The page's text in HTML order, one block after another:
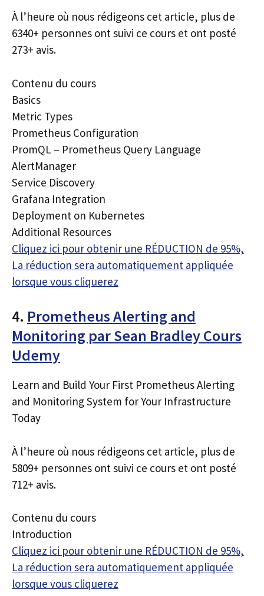
À l’heure où nous rédigeons cet article, plus de
6340+ personnes ont suivi ce cours et ont posté
273+ avis.
Contenu du cours
Basics
Metric Types
Prometheus Configuration
PromQL – Prometheus Query Language
AlertManager
Service Discovery
Grafana Integration
Deployment on Kubernetes
Additional Resources
Cliquez ici pour obtenir une RÉDUCTION de 95%,
La réduction sera automatiquement appliquée
lorsque vous cliquerez
4. Prometheus Alerting and
Monitoring par Sean Bradley Cours
Udemy
Learn and Build Your First Prometheus Alerting
and Monitoring System for Your Infrastructure
Today
À l’heure où nous rédigeons cet article, plus de
5809+ personnes ont suivi ce cours et ont posté
712+ avis.
Contenu du cours
Introduction
Cliquez ici pour obtenir une RÉDUCTION de 95%,
La réduction sera automatiquement appliquée
lorsque vous cliquerez